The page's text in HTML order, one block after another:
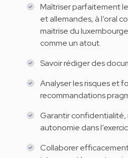
Maîtriser parfaitement
et allemandes, à l’oral
maitrise du
comme un atout.
Savoir rédiger des
Analyser les risques et
recommandations
Garantir
autonomie dans
Collaborer